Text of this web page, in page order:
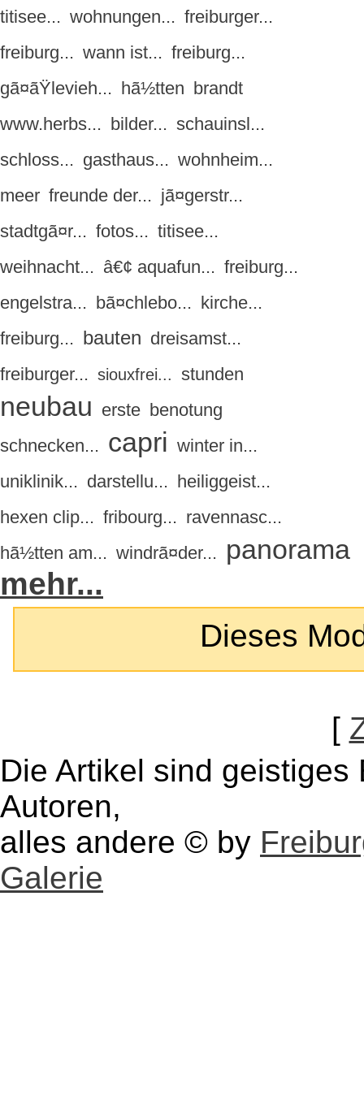
titisee... wohnungen... freiburger...
freiburg... wann ist... freiburg...
gã¤ãŸlevieh... hã½tten brandt
www.herbs... bilder... schauinsl...
schloss... gasthaus... wohnheim...
meer freunde der... jã¤gerstr...
stadtgã¤r... fotos... titisee...
weihnacht... â€¢ aquafun... freiburg...
engelstra... bã¤chlebo... kirche...
freiburg... bauten dreisamst...
freiburger... siouxfrei... stunden
neubau erste benotung
schnecken... capri winter in...
uniklinik... darstellu... heiliggeist...
hexen clip... fribourg... ravennasc...
hã½tten am... windrã¤der... panorama
mehr...
Dieses
[
Die Artikel sind
Autoren,
alles andere © by
Galerie